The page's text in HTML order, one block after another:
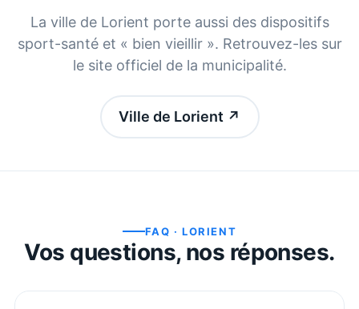
La ville de Lorient porte aussi des dispositifs
sport-santé et « bien vieillir ». Retrouvez-les sur
le site officiel de la municipalité.
Ville de Lorient ↗
FAQ ·LORIENT
Vos questions, nos réponses.